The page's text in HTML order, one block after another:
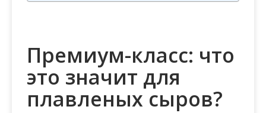
Премиум-класс: что
это значит для
плавленых сыров?